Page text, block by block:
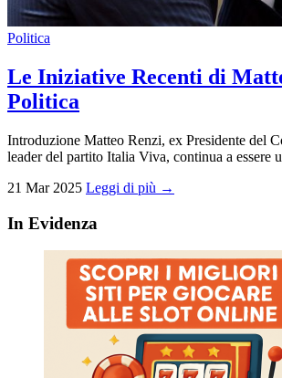
Politica
Le Iniziative Recenti di
Politica
Introduzione Matteo Renzi, ex Presidente del
leader del partito Italia Viva, continua a essere
21 Mar 2025 Leggi di più →
In Evidenza